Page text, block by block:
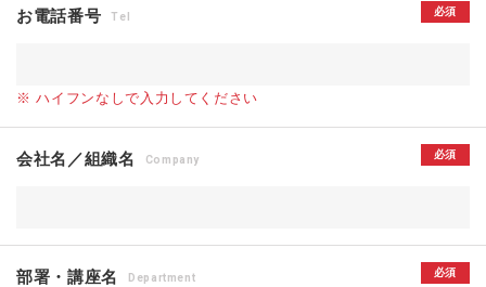
お電話番号 Tel 必須
※ ハイフンなしで入力してください
会社名／組織名 Company 必須
部署・講座名 Department 必須